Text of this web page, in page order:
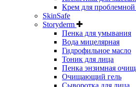
Крем для
SkinSafe
Storyderm
Пенка для умывания
Вода мицелярная
Гидрофильное масло
Тоник для лица
Пенка энзимная
Очищающий гель
Сыворотка для лица